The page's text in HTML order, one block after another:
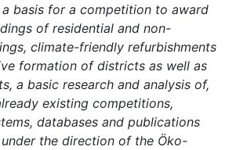
basis for a competition to award
of residential and non-
climate-friendly refurbishments
formation of districts as well as
a basic research and analysis of,
existing competitions,
databases and publications
the direction of the Öko-